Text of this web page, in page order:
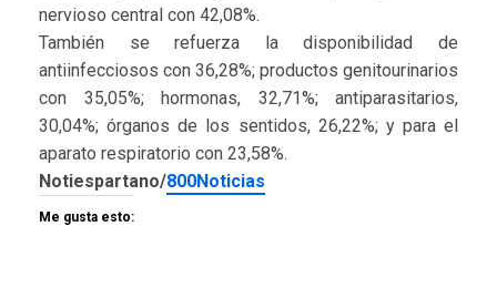
nervioso central con 42,08%.
También se refuerza la disponibilidad de
antiinfecciosos con 36,28%; productos genitourinarios
con 35,05%; hormonas, 32,71%; antiparasitarios,
30,04%; órganos de los sentidos, 26,22%; y para el
aparato respiratorio con 23,58%.
Notiespartano/800Noticias
Me gusta esto: